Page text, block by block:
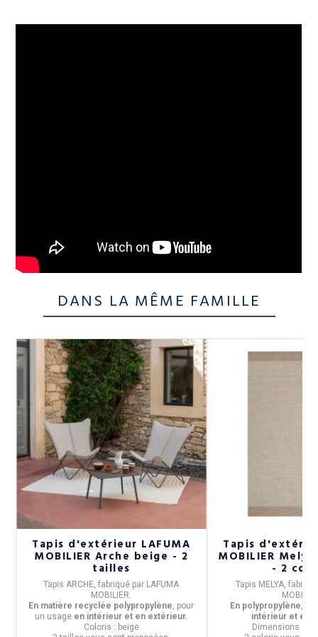
DANS LA MÊME FAMILLE
Tapis d'extérieur LAFUMA
MOBILIER Arche beige - 2
tailles
Tapis ARCHE,fabriqué par LAFUMA
MOBILIER.
En matière recyclée polypropylène , pour
un usage en intérieur et en extérieur.
Coloris : beige
Tapis
MOBILIER
- 2
Tapis MELYA,
En polypropylène
intérieur et en
Dimensions :